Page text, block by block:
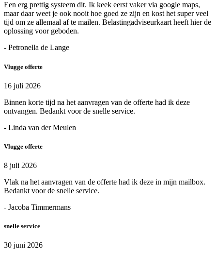
Een erg prettig systeem dit. Ik keek eerst vaker via google maps,
maar daar weet je ook nooit hoe goed ze zijn en kost het super veel
tijd om ze allemaal af te mailen. Belastingadviseurkaart heeft hier de
oplossing voor geboden.
- Petronella de Lange
Vlugge offerte
16 juli 2026
Binnen korte tijd na het aanvragen van de offerte had ik deze
ontvangen. Bedankt voor de snelle service.
- Linda van der Meulen
Vlugge offerte
8 juli 2026
Vlak na het aanvragen van de offerte had ik deze in mijn mailbox.
Bedankt voor de snelle service.
- Jacoba Timmermans
snelle service
30 juni 2026